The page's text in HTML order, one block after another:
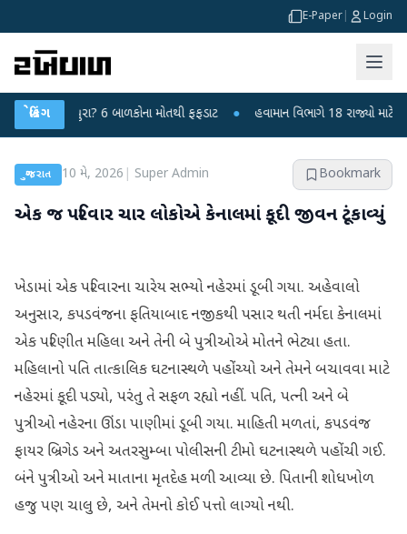
E-Paper Login
બ્રેકિંગ 6 બાળકોના મોતથી ફફડાટ ● હવામાન વિભાગે 18 રાજ્યો માટે ભારે
ગુજરાત 10 મે, 2026 Super Admin Bookmark
એક જ પરિવાર ચાર લોકોએ કેનાલમાં કૂદી જીવન ટૂંકાવ્યું
ખેડામાં એક પરિવારના ચારેય સભ્યો નહેરમાં ડૂબી ગયા. અહેવાલો
અનુસાર, કપડવંજના ફતિયાબાદ નજીકથી પસાર થતી નર્મદા કેનાલમાં
એક પરિણીત મહિલા અને તેની બે પુત્રીઓએ મોતને ભેટ્યા હતા.
મહિલાનો પતિ તાત્કાલિક ઘટનાસ્થળે પહોંચ્યો અને તેમને બચાવવા માટે
નહેરમાં કૂદી પડ્યો, પરંતુ તે સફળ રહ્યો નહીં. પતિ, પત્ની અને બે
પુત્રીઓ નહેરના ઊંડા પાણીમાં ડૂબી ગયા. માહિતી મળતાં, કપડવંજ
ફાયર બ્રિગેડ અને અતરસુમ્બા પોલીસની ટીમો ઘટનાસ્થળે પહોંચી ગઈ.
બંને પુત્રીઓ અને માતાના મૃતદેહ મળી આવ્યા છે. પિતાની શોધખોળ
હજુ પણ ચાલુ છે, અને તેમનો કોઈ પત્તો લાગ્યો નથી.